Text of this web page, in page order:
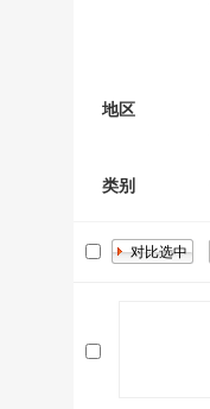
地区
类别